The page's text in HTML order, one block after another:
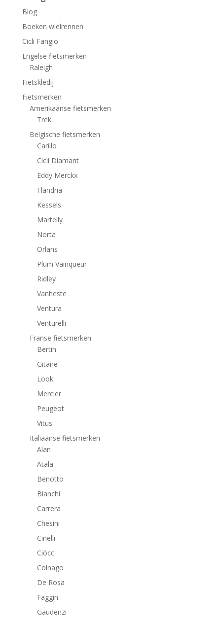
Blog
Boeken wielrennen
Cicli Fangio
Engelse fietsmerken
Raleigh
Fietskledij
Fietsmerken
Amerikaanse fietsmerken
Trek
Belgische fietsmerken
Carillo
Cicli Diamant
Eddy Merckx
Flandria
Kessels
Martelly
Norta
Orlans
Plum Vainqueur
Ridley
Vanheste
Ventura
Venturelli
Franse fietsmerken
Bertin
Gitane
Look
Mercier
Peugeot
Vitus
Italiaanse fietsmerken
Alan
Atala
Benotto
Bianchi
Carrera
Chesini
Cinelli
Ciöcc
Colnago
De Rosa
Faggin
Gaudenzi